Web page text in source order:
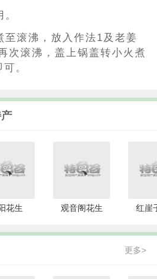
至滚沸，放入作法1及老姜
次滚沸，盖上锅盖转小火煮
。
花生 观音阁花生 红崖
更多>